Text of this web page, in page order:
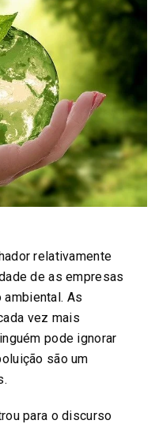
relativamente
de as empresas
ambiental. As
vez mais
pode ignorar
são um
para o discurso